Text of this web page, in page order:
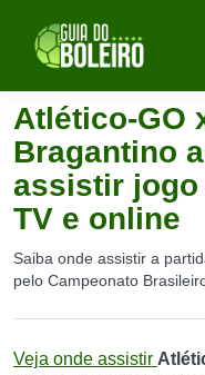
Atlético-GO
Bragantino
assistir jogo
TV e online
Saiba onde assistir a
pelo Campeonato
Veja onde assistir